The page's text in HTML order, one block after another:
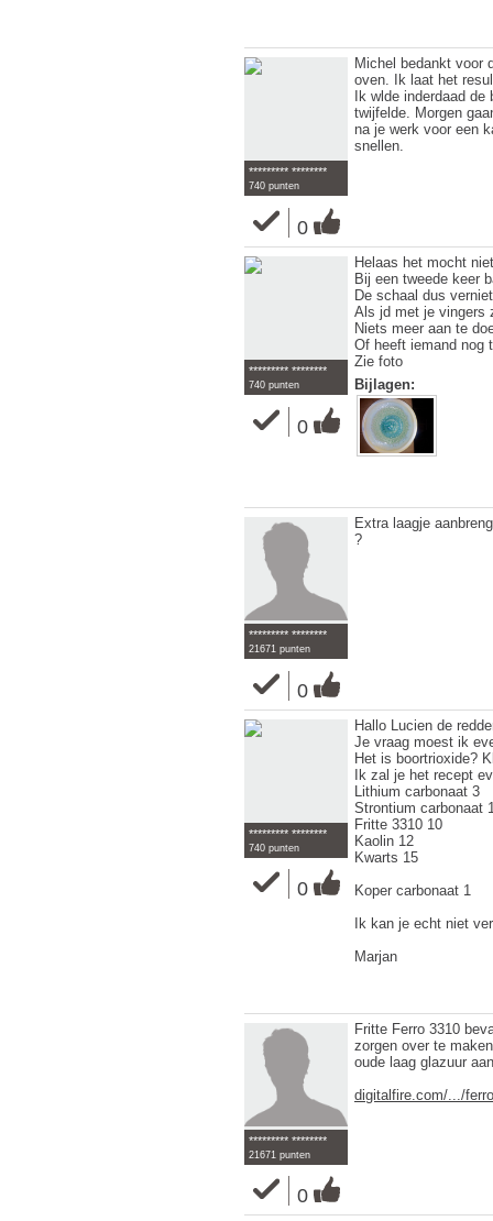
********* ********
740 punten
0
Michel bedankt voor
oven. Ik laat het
Ik wlde inderdaad
twijfelde. Morgen
na je werk voor een
snellen.
********* ********
740 punten
0
Helaas het mocht
Bij een tweede keer
De schaal dus
Als jd met je vingers
Niets meer aan te
Of heeft iemand nog
Zie foto
Bijlagen:
********* ********
21671 punten
0
Extra laagje
?
********* ********
740 punten
0
Hallo Lucien de
Je vraag moest ik
Het is boortrioxide?
Ik zal je het recept
Lithium carbonaat 3
Strontium carbonaat
Fritte 3310 10
Kaolin 12
Kwarts 15
Koper carbonaat 1
Ik kan je echt niet
Marjan
********* ********
21671 punten
0
Fritte Ferro 3310
zorgen over te
oude laag glazuur
digitalfire.com/.../